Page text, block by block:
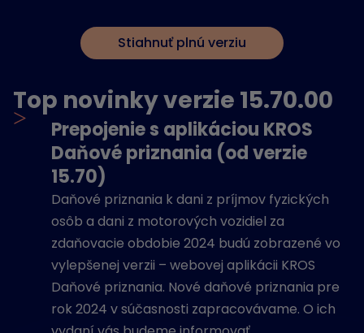
Stiahnuť plnú verziu
Top novinky verzie 15.70.00
>
Prepojenie s aplikáciou KROS
Daňové priznania (od verzie
15.70)
Daňové priznania k dani z príjmov fyzických
osôb a dani z motorových vozidiel za
zdaňovacie obdobie 2024 budú zobrazené vo
vylepšenej verzii – webovej aplikácii KROS
Daňové priznania. Nové daňové priznania pre
rok 2024 v súčasnosti zapracovávame. O ich